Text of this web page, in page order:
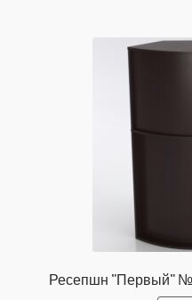
Ресепшн "Первый"